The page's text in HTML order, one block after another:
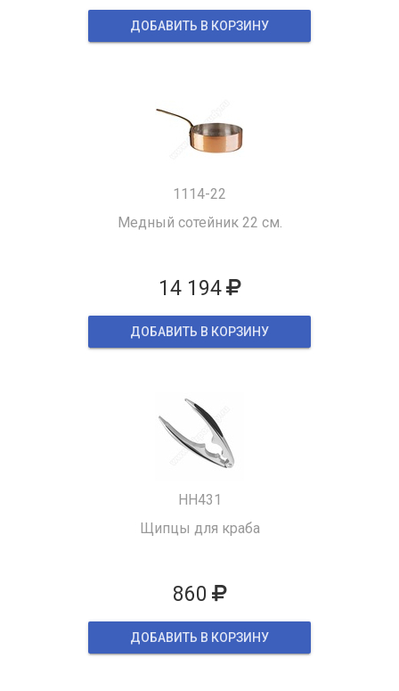
ДОБАВИТЬ В КОРЗИНУ
1114-22
Медный сотейник 22 см.
14 194
ДОБАВИТЬ В КОРЗИНУ
HH431
Щипцы для краба
860
ДОБАВИТЬ В КОРЗИНУ